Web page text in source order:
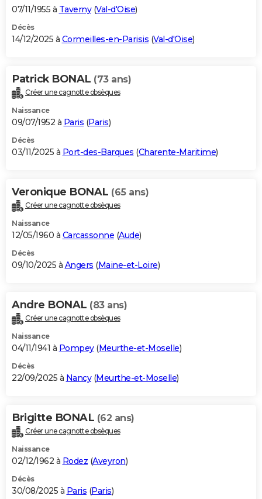
07/11/1955 à Taverny(Val-d'Oise)
Décès
14/12/2025 à Cormeilles-en-Parisis (Val-d'Oise)
Patrick BONAL (73 ans)
Créer une cagnotte obsèques
Naissance
09/07/1952 à Paris (Paris)
Décès
03/11/2025 à Port-des-Barques (Charente-Maritime)
Veronique BONAL (65 ans)
Créer une cagnotte obsèques
Naissance
12/05/1960 à Carcassonne (Aude)
Décès
09/10/2025 à Angers (Maine-et-Loire)
Andre BONAL (83 ans)
Créer une cagnotte obsèques
Naissance
04/11/1941 à Pompey(Meurthe-et-Moselle)
Décès
22/09/2025 à Nancy(Meurthe-et-Moselle)
Brigitte BONAL (62 ans)
Créer une cagnotte obsèques
Naissance
02/12/1962 à Rodez (Aveyron)
Décès
30/08/2025 à Paris (Paris)